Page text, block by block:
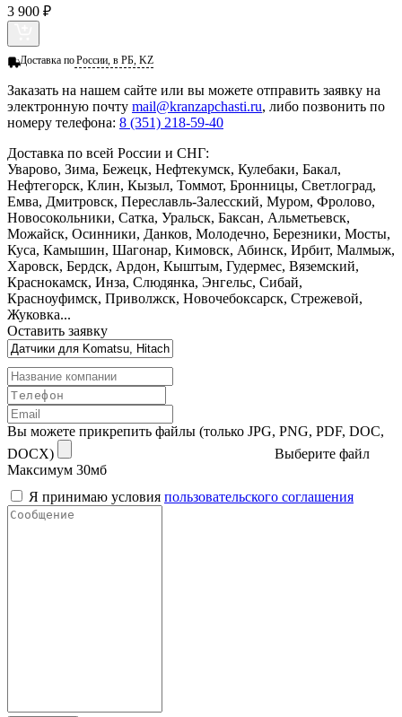
3 900 ₽
Доставка поРоссии, в РБ, KZ
Заказать на нашем сайте или вы можете отправить заявку на
электронную почту mail@kranzapchasti.ru, либо позвонить по
номеру телефона: 8 (351) 218-59-40
Доставка по всей России и СНГ:
Уварово, Зима, Бежецк, Нефтекумск, Кулебаки, Бакал,
Нефтегорск, Клин, Кызыл, Томмот, Бронницы, Светлоград,
Емва, Дмитровск, Переславль-Залесский, Муром, Фролово,
Новосокольники, Сатка, Уральск, Баксан, Альметьевск,
Можайск, Осинники, Данков, Молодечно, Березники, Мосты,
Куса, Камышин, Шагонар, Кимовск, Абинск, Ирбит, Малмыж,
Харовск, Бердск, Ардон, Кыштым, Гудермес, Вяземский,
Краснокамск, Инза, Слюдянка, Энгельс, Сибай,
Красноуфимск, Приволжск, Новочебоксарск, Стрежевой,
Жуковка...
Оставить заявку
Вы можете прикрепить файлы (только JPG, PNG, PDF, DOC,
DOCX)
Выберите файл
Максимум 30мб
Я принимаю условия пользовательского соглашения